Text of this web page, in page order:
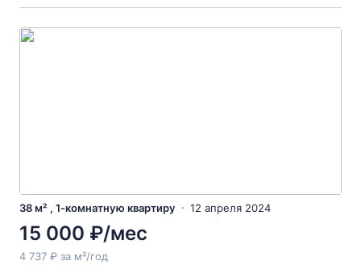
38 м² , 1-комнатную квартиру 12 апреля 2024
15 000 ₽/мес
4 737 ₽ за м²/год